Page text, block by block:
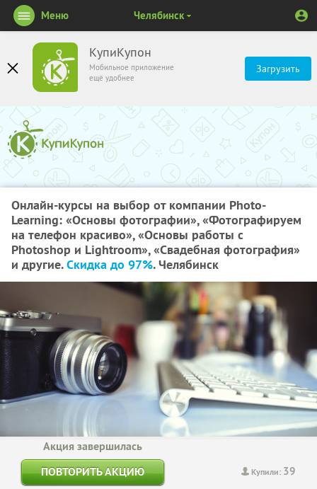
КупиКупон
Мобильное приложение
ещё удобнее
Загрузить
Меню Челябинск
Онлайн-курсы на выбор от компании Photo-
Learning: «Основы фотографии», «Фотографируем
на телефон красиво», «Основы работы с
Photoshop и Lightroom», «Свадебная фотография»
и другие.Скидка до 97%. Челябинск
Купили: 39
Акция завершилась
ПОВТОРИТЬ АКЦИЮ